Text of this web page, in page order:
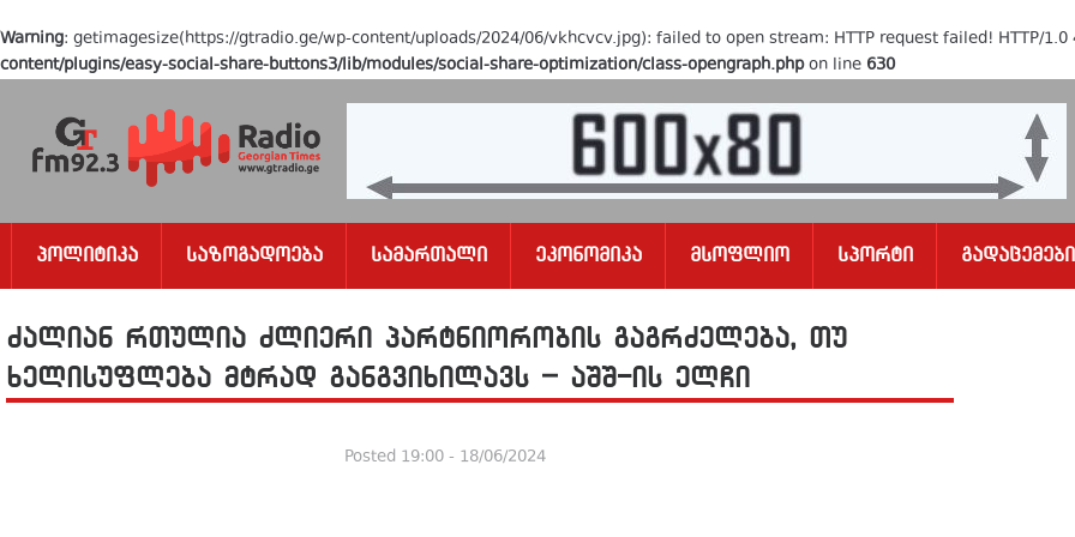
Warning: getimagesize(https://gtradio.ge/wp-content/uploads/2024/06/vkhcvcv.jpg): failed to open stream: HTTP request failed! HTTP/
content/plugins/easy-social-share-buttons3/lib/modules/social-share-optimization/class-opengraph.phpon line 630
Პოლიტიკა Საზოგადოება Სამართალი Ეკონომიკა Მსოფლიო Სპორტი Გადაცემები
ძალიან რთულია ძლიერი პარტნიორობის გაგრძელება, თუ
ხელისუფლება მტრად განგვიხილავს – აშშ-ის ელჩი
Posted 19:00 - 18/06/2024